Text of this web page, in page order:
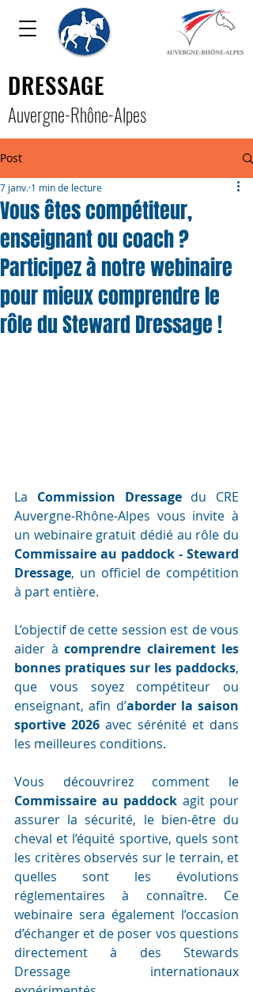
DRESSAGE
Auvergne-Rhône-Alpes
Post
Vous êtes compétiteur,
enseignant ou coach ?
Participez à notre webinaire
pour mieux comprendre le
rôle du Steward Dressage !
7 janv. 1 min de lecture
La Commission Dressage du CRE
Auvergne-Rhône-Alpes vous invite à
Commissaire au paddock - Steward
Dressage, un officiel de compétition
à part entière.
L’objectif de cette session est de vous
aider à comprendre clairement les
bonnes pratiques sur les paddocks,
que vous soyez compétiteur ou
enseignant, afin d’aborder la saison
sportive 2026 avec sérénité et dans
les meilleures conditions.
Commissaire au paddock agit pour
assurer la sécurité, le bien-être du
cheval et l’équité sportive, quels sont
les critères observés sur le terrain, et
quelles sont les évolutions
réglementaires à connaître. Ce
webinaire sera également l’occasion
d’échanger et de poser vos questions
directement à des Stewards
Dressage internationaux